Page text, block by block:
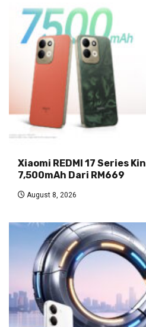
Xiaomi REDMI 17 Series
7,500mAh Dari RM669
August 8, 2026